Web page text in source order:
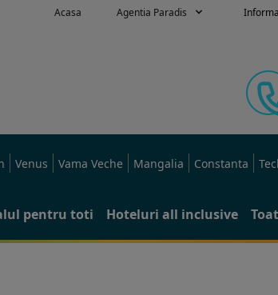
Acasa Agentia Paradis
Venus Vama Veche Mangalia Constanta
pentru toti Hoteluri all inclusive